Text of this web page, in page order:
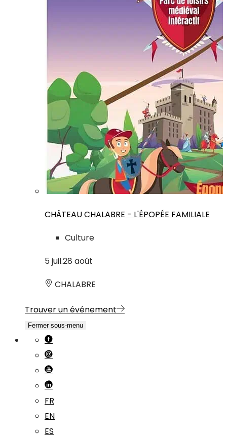
CHÂTEAU CHALABRE - L'ÉPOPÉE FAMILIALE
Culture
5 juil.28 août
CHALABRE
Trouver un événement
Fermer sous-menu
FR
EN
ES